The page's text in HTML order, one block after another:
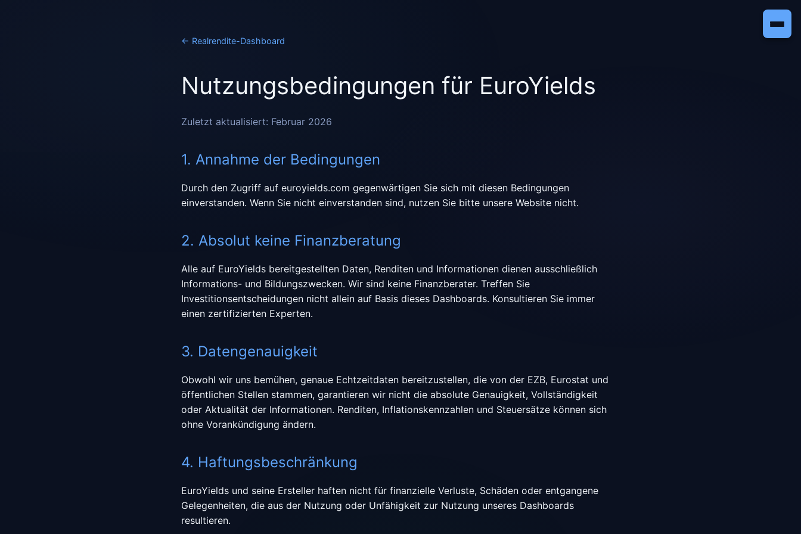
← Realrendite-Dashboard
Nutzungsbedingungen für EuroYields
Zuletzt aktualisiert: Februar 2026
1. Annahme der Bedingungen
Durch den Zugriff auf euroyields.com gegenwärtigen Sie sich mit diesen Bedingungen
einverstanden. Wenn Sie nicht einverstanden sind, nutzen Sie bitte unsere Website nicht.
2. Absolut keine Finanzberatung
Alle auf EuroYields bereitgestellten Daten, Renditen und Informationen dienen ausschließlich
Informations- und Bildungszwecken. Wir sind keine Finanzberater. Treffen Sie
Investitionsentscheidungen nicht allein auf Basis dieses Dashboards. Konsultieren Sie immer
einen zertifizierten Experten.
3. Datengenauigkeit
Obwohl wir uns bemühen, genaue Echtzeitdaten bereitzustellen, die von der EZB, Eurostat und
öffentlichen Stellen stammen, garantieren wir nicht die absolute Genauigkeit, Vollständigkeit
oder Aktualität der Informationen. Renditen, Inflationskennzahlen und Steuersätze können sich
ohne Vorankündigung ändern.
4. Haftungsbeschränkung
EuroYields und seine Ersteller haften nicht für finanzielle Verluste, Schäden oder entgangene
Gelegenheiten, die aus der Nutzung oder Unfähigkeit zur Nutzung unseres Dashboards
resultieren.